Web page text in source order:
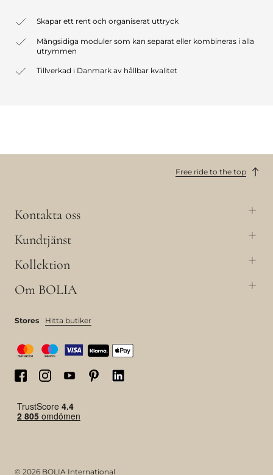
Skapar ett rent och organiserat uttryck
Mångsidiga moduler som kan separat eller kombineras i alla
utrymmen
Tillverkad i Danmark av hållbar kvalitet
Free ride to the top
Kontakta oss
Kundtjänst
Kollektion
Om BOLIA
© 2026 BOLIA International
Stores Hitta butiker